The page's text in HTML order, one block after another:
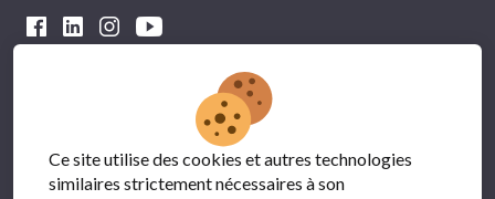
Avec le soutien financier du
Ce site utilise des cookies et autres technologies
similaires strictement nécessaires à son